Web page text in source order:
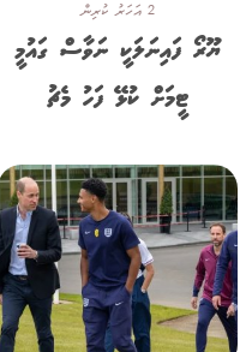
2 އަހަރު ކުރިން
ޔޫރޯ ފައިނަލަކީ ނަވާސް ގައުމީ
ޓީމަށް ކުޅޭ ފަހު މެޗު